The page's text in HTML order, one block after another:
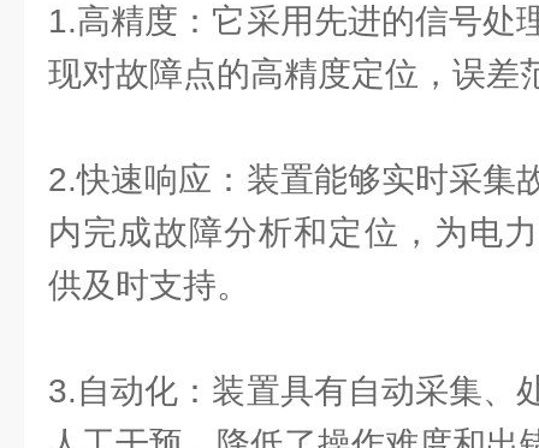
1.高精度：它采用先进的信号处
现对故障点的高精度定位，误差
2.快速响应：装置能够实时采集
内完成故障分析和定位，为电
供及时支持。
3.自动化：装置具有自动采集、